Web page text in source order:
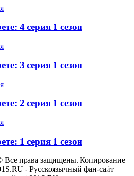
4 серия 1 сезон
3 серия 1 сезон
2 серия 1 сезон
1 серия 1 сезон
Все права защищены. Копирование
- Русскоязычный фан-сайт